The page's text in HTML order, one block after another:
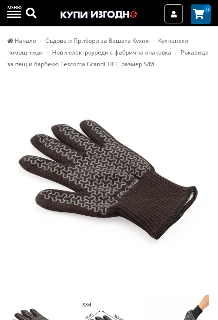
МЕНЮ Търси Вход / 0
Начало Съдове и Прибори за Вашата Кухня
Кухненски
помощници
Нови електроуреди с фабрична опаковка
Ръкавица
за пещ и барбекю Tescoma GrandCHEF, размер S/M